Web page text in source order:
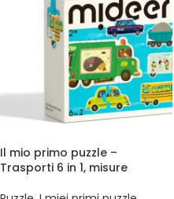
Il mio primo puzzle –
Trasporti 6 in 1, misure